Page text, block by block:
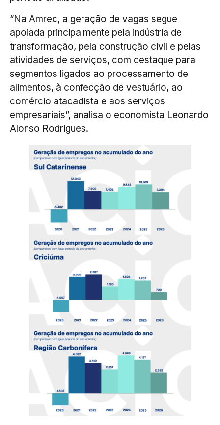
“Na Amrec, a geração de vagas segue
apoiada principalmente pela indústria de
transformação, pela construção civil e pelas
atividades de serviços, com destaque para
segmentos ligados ao processamento de
alimentos, à confecção de vestuário, ao
comércio atacadista e aos serviços
empresariais”, analisa o economista Leonardo
Alonso Rodrigues.